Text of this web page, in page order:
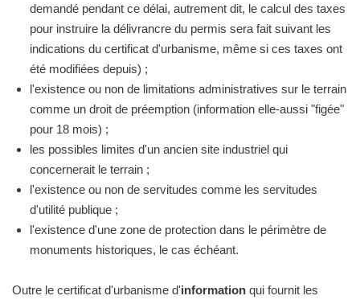
demandé pendant ce délai, autrement dit, le calcul des taxes
pour instruire la délivrancre du permis sera fait suivant les
indications du certificat d'urbanisme, même si ces taxes ont
été modifiées depuis) ;
l'existence ou non de limitations administratives sur le terrain
comme un droit de préemption (information elle-aussi "figée"
pour 18 mois) ;
les possibles limites d'un ancien site industriel qui
concernerait le terrain ;
l'existence ou non de servitudes comme les servitudes
d'utilité publique ;
l'existence d'une zone de protection dans le périmètre de
monuments historiques, le cas échéant.
Outre le certificat d'urbanisme d'information qui fournit les